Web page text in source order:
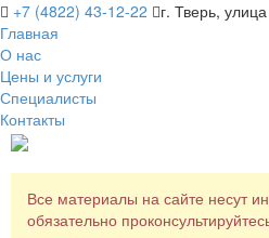
+7 (4822) 43-12-22
г. Тверь,
Главная
О нас
Цены и услуги
Специалисты
Контакты
Все материалы на сайте несут
обязательно